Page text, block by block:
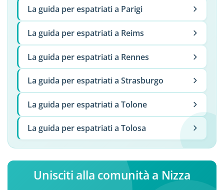
La guida per espatriati a Parigi
La guida per espatriati a Reims
La guida per espatriati a Rennes
La guida per espatriati a Strasburgo
La guida per espatriati a Tolone
La guida per espatriati a Tolosa
Unisciti alla comunità a Nizza